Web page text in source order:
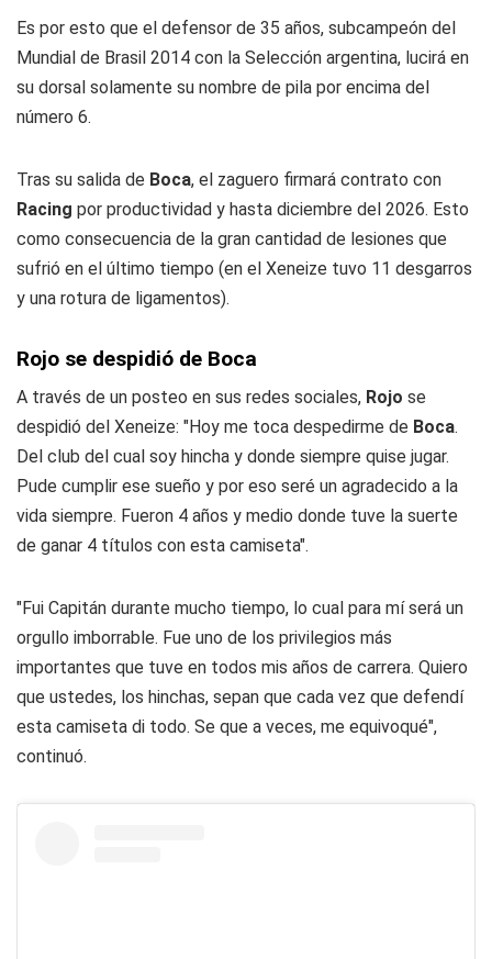
Es por esto que el defensor de 35 años, subcampeón del
Mundial de Brasil 2014 con la Selección argentina, lucirá en
su dorsal solamente su nombre de pila por encima del
número 6.
Tras su salida de Boca, el zaguero firmará contrato con
Racing por productividad y hasta diciembre del 2026. Esto
como consecuencia de la gran cantidad de lesiones que
sufrió en el último tiempo (en el Xeneize tuvo 11 desgarros
y una rotura de ligamentos).
Rojo se despidió de Boca
A través de un posteo en sus redes sociales, Rojo se
despidió del Xeneize: "Hoy me toca despedirme de Boca.
Del club del cual soy hincha y donde siempre quise jugar.
Pude cumplir ese sueño y por eso seré un agradecido a la
vida siempre. Fueron 4 años y medio donde tuve la suerte
de ganar 4 títulos con esta camiseta".
"Fui Capitán durante mucho tiempo, lo cual para mí será un
orgullo imborrable. Fue uno de los privilegios más
importantes que tuve en todos mis años de carrera. Quiero
que ustedes, los hinchas, sepan que cada vez que defendí
esta camiseta di todo. Se que a veces, me equivoqué",
continuó.